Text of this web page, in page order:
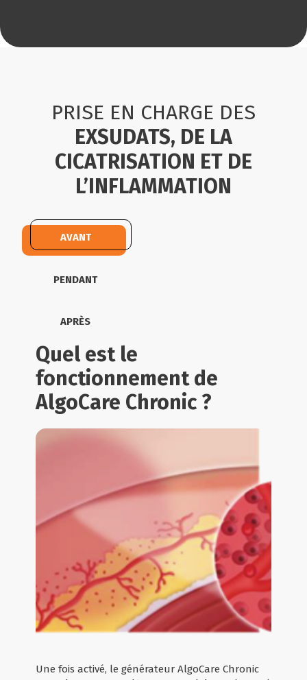
PRISE EN CHARGE DES
EXSUDATS, DE LA
CICATRISATION ET DE
L’INFLAMMATION
AVANT
PENDANT
APRÈS
Quel est le
fonctionnement de
AlgoCare Chronic ?
Une fois activé, le générateur AlgoCare Chronic